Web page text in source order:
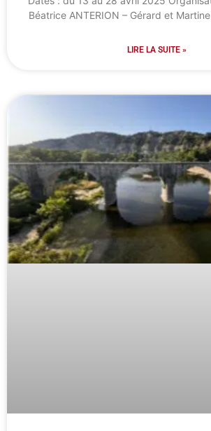
Béatrice ANTERION – Gérard et
LIRE LA SUITE »